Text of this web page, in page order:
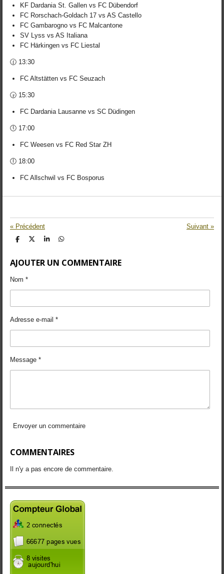
KF Dardania St. Gallen vs FC Dübendorf
FC Rorschach-Goldach 17 vs AS Castello
FC Gambarogno vs FC Malcantone
SV Lyss vs AS Italiana
FC Härkingen vs FC Liestal
🕜 13:30
FC Altstätten vs FC Seuzach
🕞 15:30
FC Dardania Lausanne vs SC Düdingen
🕔 17:00
FC Weesen vs FC Red Star ZH
🕕 18:00
FC Allschwil vs FC Bosporus
« Précédent Suivant »
P
t
a
e
P
t
a
P
a
P
a
AJOUTER UN COMMENTAIRE
Nom *
Adresse e-mail *
Message *
Envoyer un commentaire
COMMENTAIRES
Il n'y a pas encore de commentaire.